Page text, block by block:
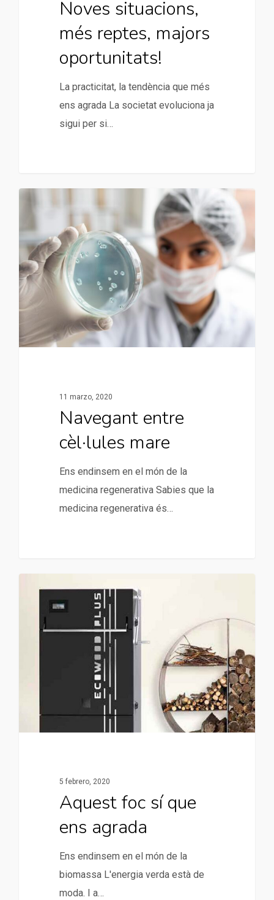
Noves situacions,
més reptes, majors
oportunitats!
La practicitat, la tendència que més
ens agrada La societat evoluciona ja
sigui per si…
11 marzo, 2020
Navegant entre
cèl·lules mare
Ens endinsem en el món de la
medicina regenerativa Sabies que la
medicina regenerativa és…
5 febrero, 2020
Aquest foc sí que
ens agrada
Ens endinsem en el món de la
biomassa L'energia verda està de
moda. I a…